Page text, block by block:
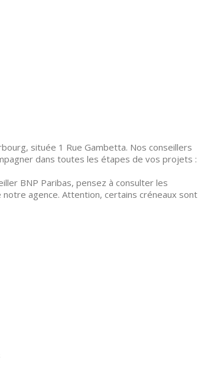
située 1 Rue Gambetta. Nos conseillers
dans toutes les étapes de vos projets :
BNP Paribas, pensez à consulter les
agence. Attention, certains créneaux sont